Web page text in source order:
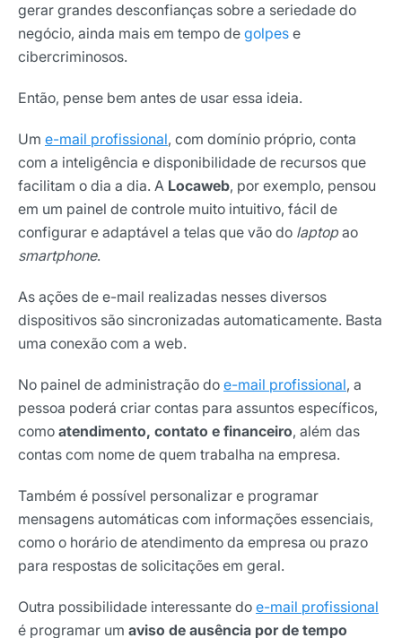
gerar grandes desconfianças sobre a seriedade do
negócio, ainda mais em tempo de golpes e
cibercriminosos.
Então, pense bem antes de usar essa ideia.
Um e-mail profissional, com domínio próprio, conta
com a inteligência e disponibilidade de recursos que
facilitam o dia a dia. A Locaweb, por exemplo, pensou
em um painel de controle muito intuitivo, fácil de
configurar e adaptável a telas que vão do laptop ao
smartphone.
As ações de e-mail realizadas nesses diversos
dispositivos são sincronizadas automaticamente. Basta
uma conexão com a web.
No painel de administração do e-mail profissional, a
pessoa poderá criar contas para assuntos específicos,
como atendimento, contato e financeiro, além das
contas com nome de quem trabalha na empresa.
Também é possível personalizar e programar
mensagens automáticas com informações essenciais,
como o horário de atendimento da empresa ou prazo
para respostas de solicitações em geral.
Outra possibilidade interessante do e-mail profissional
é programar um aviso de ausência por de tempo